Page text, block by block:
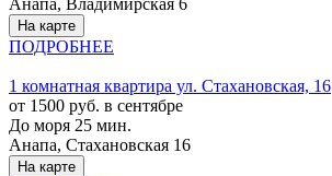
На карте
ПОДРОБНЕЕ
1 комнатная квартира ул. Стахановская, 16
от 1500 руб. в сентябре
До моря 25 мин.
Анапа, Стахановская 16
На карте